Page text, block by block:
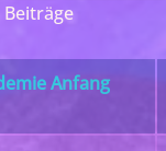
Beiträge
Anfang